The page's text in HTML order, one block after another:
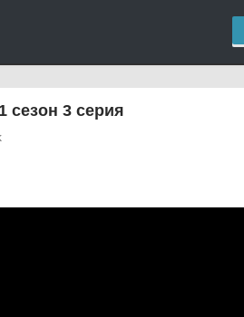
сезон 3 серия